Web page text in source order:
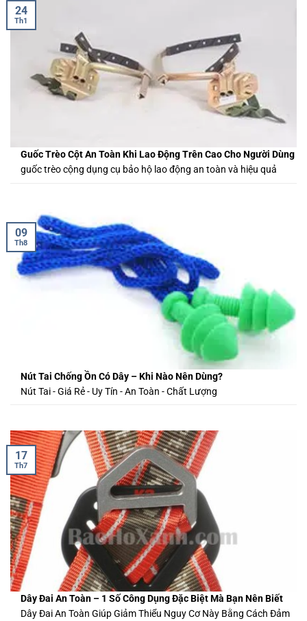
Guốc Trèo Cột An Toàn Khi Lao Động Trên Cao Cho Người Dùng
guốc trèo cộng dụng cụ bảo hộ lao động an toàn và hiệu quả
24
Th1
Nút Tai Chống Ồn Có Dây – Khi Nào Nên Dùng?
Nút Tai - Giá Rẻ - Uy Tín - An Toàn - Chất Lượng
09
Th8
Dây Đai An Toàn – 1 Số Công Dụng Đặc Biệt Mà Bạn Nên Biết
Dây Đai An Toàn Giúp Giảm Thiểu Nguy Cơ Này Bằng Cách Đảm
17
Th7